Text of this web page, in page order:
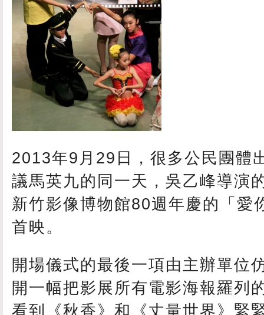
2013年9月29日，很多公民團體
議馬英九的同一天，吳乙峰導演
新竹影像博物館80週年慶的「愛
首映。
開場儀式的最後一項由主辦單位
開一幅把影展所有電影海報羅列
看到《秋香》和《丈量世界》緊